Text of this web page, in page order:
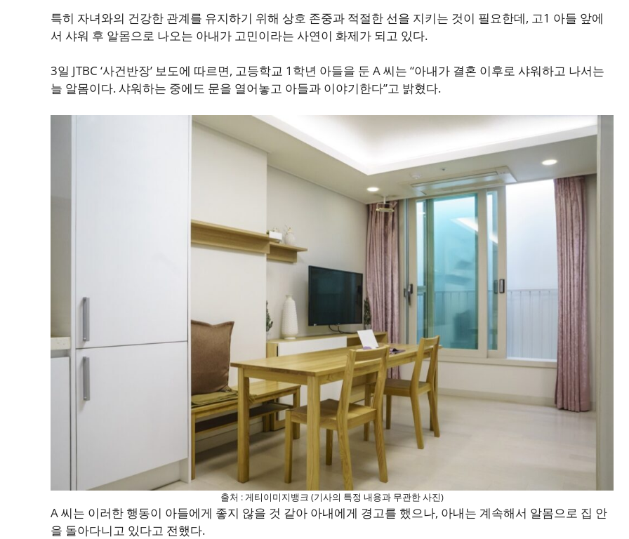
특히 자녀와의 건강한 관계를 유지하기 위해 상호 존중과 적절한 선을 지키는 것이 필요한데, 고1 아들 앞에
서 샤워 후 알몸으로 나오는 아내가 고민이라는 사연이 화제가 되고 있다.
3일 JTBC ‘사건반장’ 보도에 따르면, 고등학교 1학년 아들을 둔 A 씨는 “아내가 결혼 이후로 샤워하고 나서는
늘 알몸이다. 샤워하는 중에도 문을 열어놓고 아들과 이야기한다”고 밝혔다.
출처 : 게티이미지뱅크 (기사의 특정 내용과 무관한 사진)
A 씨는 이러한 행동이 아들에게 좋지 않을 것 같아 아내에게 경고를 했으나, 아내는 계속해서 알몸으로 집 안
을 돌아다니고 있다고 전했다.